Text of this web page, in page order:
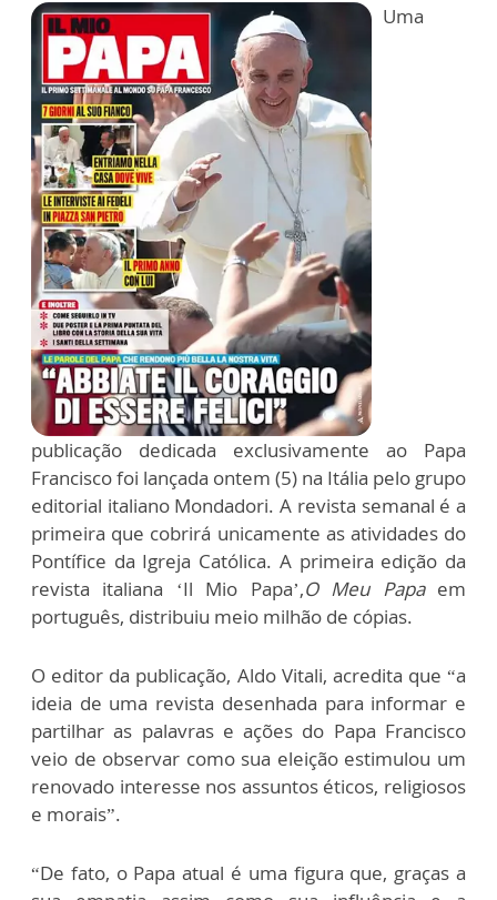
Uma
publicação dedicada exclusivamente ao Papa
Francisco foi lançada ontem (5) na Itália pelo grupo
editorial italiano Mondadori. A revista semanal é a
primeira que cobrirá unicamente as atividades do
Pontífice da Igreja Católica. A primeira edição da
revista italiana ‘Il Mio Papa’,O Meu Papa em
português, distribuiu meio milhão de cópias.
O editor da publicação, Aldo Vitali, acredita que “a
ideia de uma revista desenhada para informar e
partilhar as palavras e ações do Papa Francisco
veio de observar como sua eleição estimulou um
renovado interesse nos assuntos éticos, religiosos
e morais”.
“De fato, o Papa atual é uma figura que, graças a